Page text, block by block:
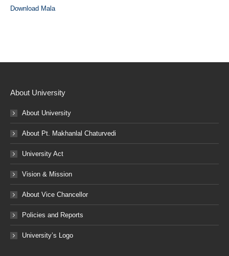
Download Mala
About University
About University
About Pt. Makhanlal Chaturvedi
University Act
Vision & Mission
About Vice Chancellor
Policies and Reports
University’s Logo